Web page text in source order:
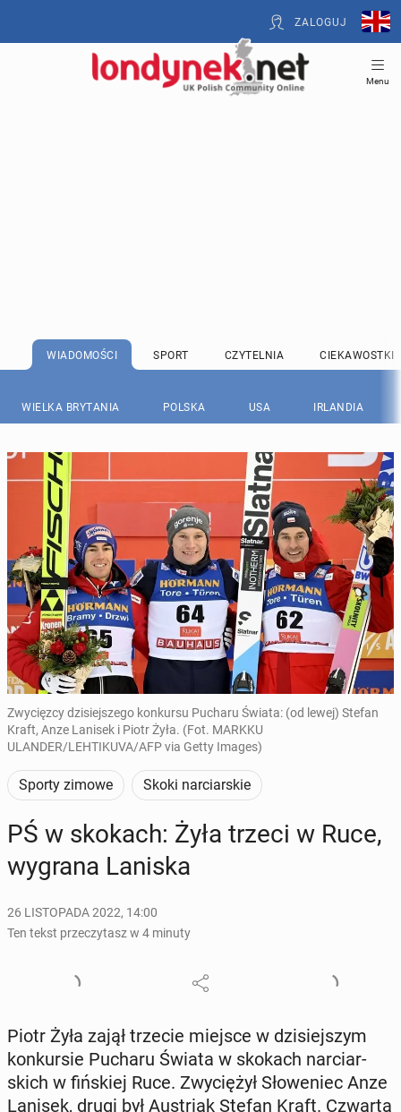
ZALOGUJ
Menu
WIADOMOŚCI SPORT CZYTELNIA CIEKAWOSTKI
WIELKA BRYTANIA POLSKA USA IRLANDIA
Zwycięzcy dzisiejszego konkursu Pucharu Świata: (od lewej) Stefan
Kraft, Anze Lanisek i Piotr Żyła. (Fot. MARKKU
ULANDER/LEHTIKUVA/AFP via Getty Images)
Sporty zimowe Skoki narciarskie
PŚ w skokach: Żyła trzeci w Ruce,
wygrana Laniska
26 LISTOPADA 2022, 14:00
Ten tekst przeczytasz w 4 minuty
Piotr Żyła zajął trzecie miejsce w dzi­siej­szym
kon­kur­sie Pucharu Świata w skokach nar­ciar­
skich w fiń­skiej Ruce. Zwy­cię­żył Sło­we­niec Anze
Lanisek, drugi był Au­striak Stefan Kraft. Czwartą